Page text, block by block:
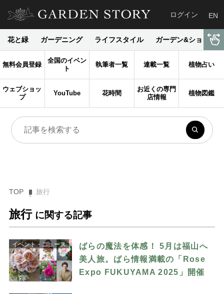
ログイン EN
花と緑 ガーデニング ライフスタイル ガーデン&ショップ
無料会員登録
全国のイベン
ト
執筆者一覧 連載一覧 植物占い
ウェブショッ
プ
YouTube 花時間
お近くの専門
店情報
植物図鑑
TOP 旅行
旅行 に関する記事
イベント・ニュース
ばらの魔法を体感！ 5月は福山へ
美人旅。ばら情報満載の「Rose
Expo FUKUYAMA 2025」開催